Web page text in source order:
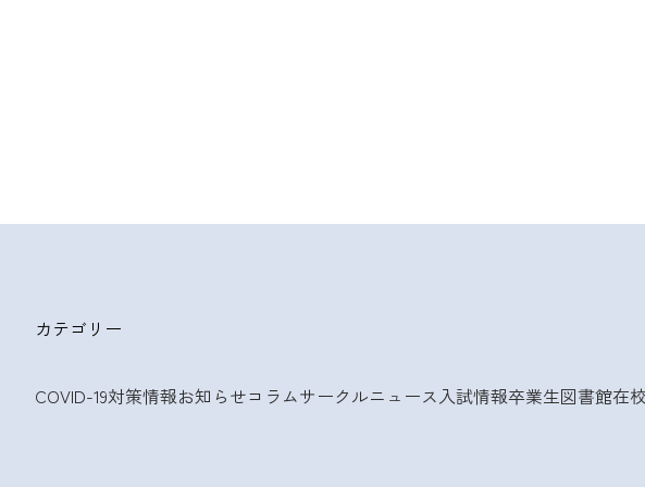
カテゴリー
COVID-19対策情報お知らせコラムサークルニュース入試情報卒業生図書館在